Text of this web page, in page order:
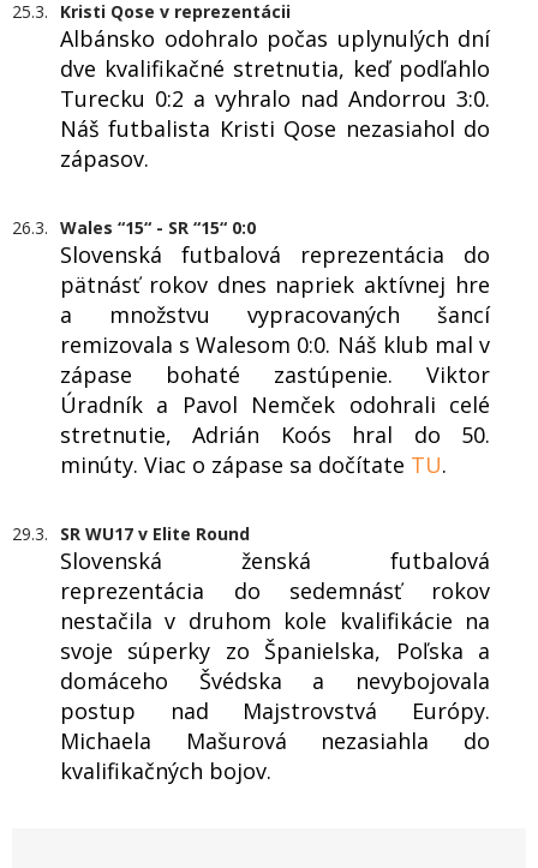
25.3. Kristi Qose v reprezentácii
Albánsko odohralo počas uplynulých dní
dve kvalifikačné stretnutia, keď podľahlo
Turecku 0:2 a vyhralo nad Andorrou 3:0.
Náš futbalista Kristi Qose nezasiahol do
zápasov.
26.3. Wales “15“ - SR “15“ 0:0
Slovenská futbalová reprezentácia do
pätnásť rokov dnes napriek aktívnej hre
a množstvu vypracovaných šancí
remizovala s Walesom 0:0. Náš klub mal v
zápase bohaté zastúpenie. Viktor
Úradník a Pavol Nemček odohrali celé
stretnutie, Adrián Koós hral do 50.
minúty. Viac o zápase sa dočítate TU.
29.3. SR WU17 v Elite Round
Slovenská ženská futbalová
reprezentácia do sedemnásť rokov
nestačila v druhom kole kvalifikácie na
svoje súperky zo Španielska, Poľska a
domáceho Švédska a nevybojovala
postup nad Majstrovstvá Európy.
Michaela Mašurová nezasiahla do
kvalifikačných bojov.